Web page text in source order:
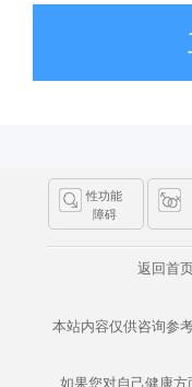
性功能
障碍
返回首
本站内容仅供咨询参
如果您对自己健康方